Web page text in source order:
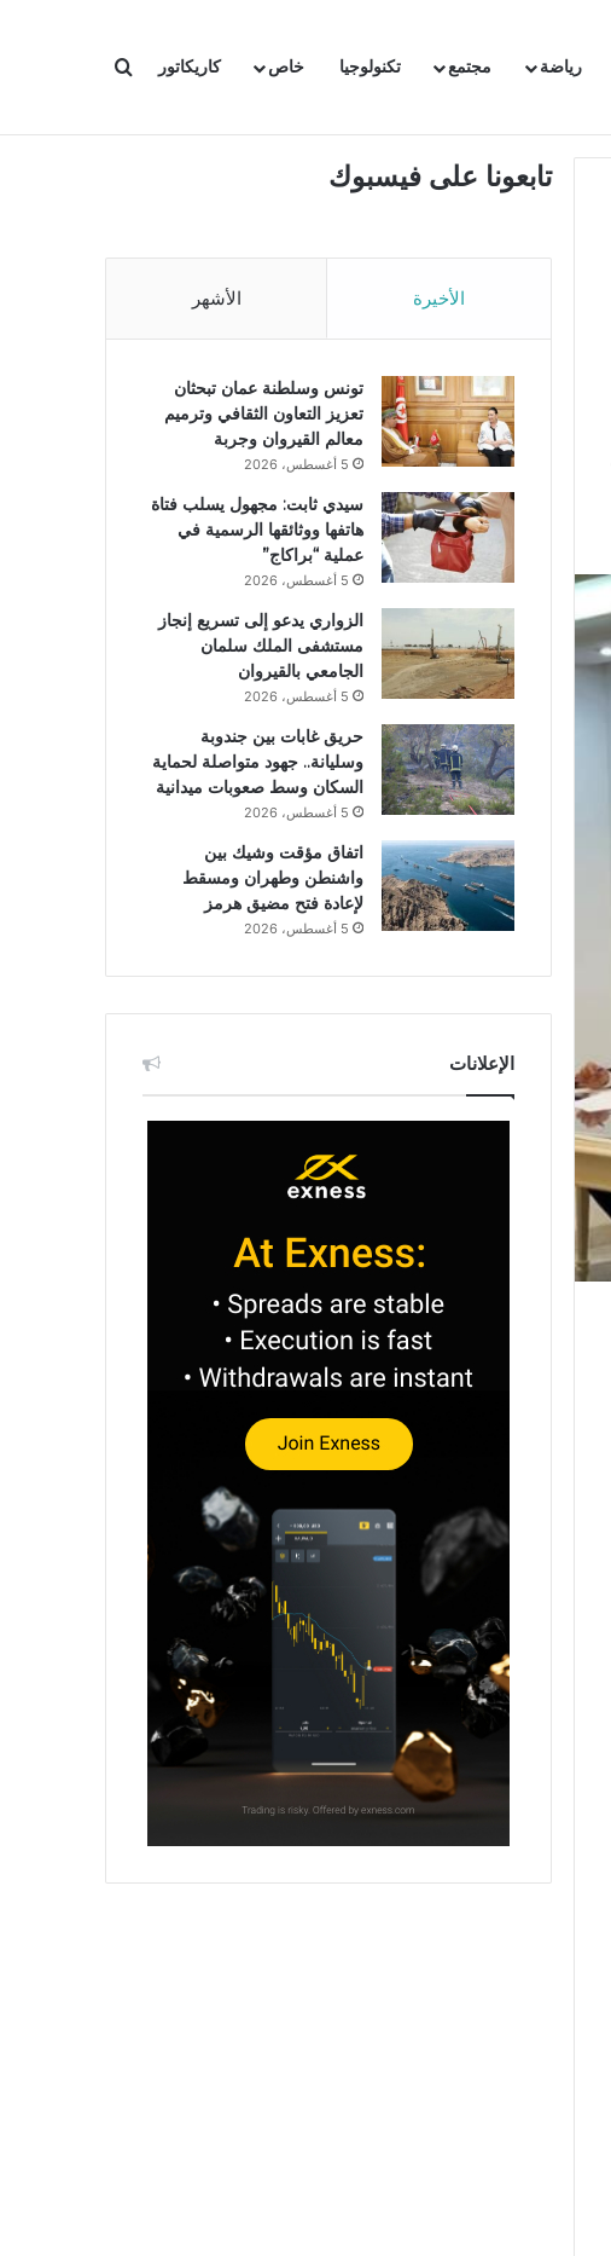
رياضة مجتمع تكنولوجيا خاص كاريكاتور بحث عن
تابعونا على فيسبوك
الأخيرة الأشهر
تونس وسلطنة عمان تبحثان
تعزيز التعاون الثقافي وترميم
معالم القيروان وجربة
5 أغسطس، 2026
سيدي ثابت: مجهول يسلب فتاة
هاتفها ووثائقها الرسمية في
عملية “براكاج”
5 أغسطس، 2026
الزواري يدعو إلى تسريع إنجاز
مستشفى الملك سلمان
الجامعي بالقيروان
5 أغسطس، 2026
حريق غابات بين جندوبة
وسليانة.. جهود متواصلة لحماية
السكان وسط صعوبات ميدانية
5 أغسطس، 2026
اتفاق مؤقت وشيك بين
واشنطن وطهران ومسقط
لإعادة فتح مضيق هرمز
5 أغسطس، 2026
الإعلانات